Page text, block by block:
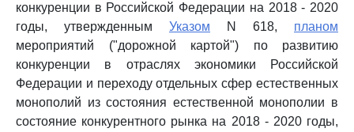
конкуренции в Российской Федерации на 2018 - 2020
годы, утвержденным Указом N 618, планом
мероприятий ("дорожной картой") по развитию
конкуренции в отраслях экономики Российской
Федерации и переходу отдельных сфер естественных
монополий из состояния естественной монополии в
состояние конкурентного рынка на 2018 - 2020 годы,